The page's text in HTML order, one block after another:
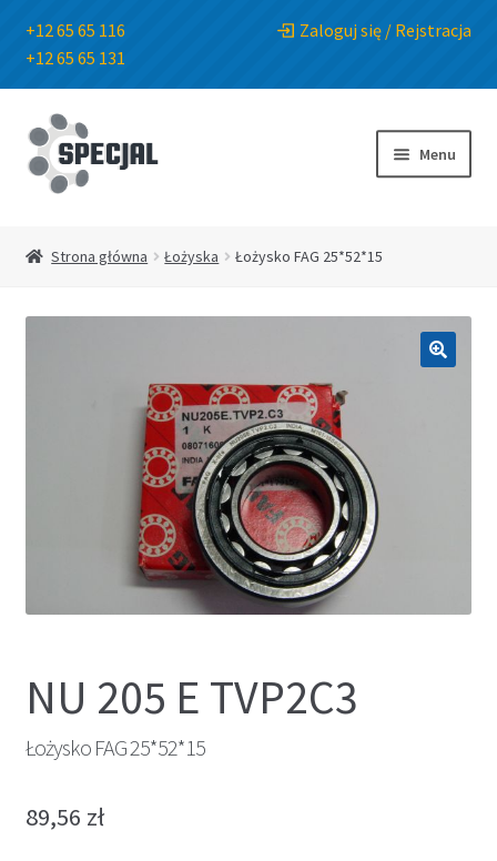
+12 65 65 116
+12 65 65 131
Zaloguj się / Rejstracja
Przejdź
do
nawigacji
Przejdź
do
treści
Menu
Strona główna Łożyska Łożysko FAG 25*52*15
NU 205 E TVP2C3
Łożysko FAG 25*52*15
89,56 zł